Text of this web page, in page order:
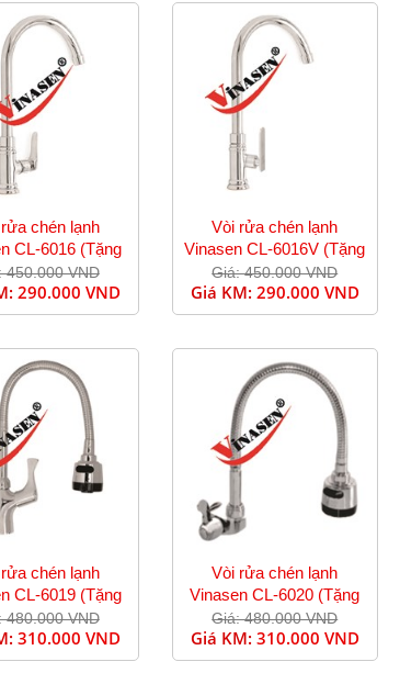
chén lạnh
CL-6016 (Tặng
dây cấp)
450.000 VND
290.000 VND
Vòi rửa chén lạnh
Vinasen CL-6016V (Tặng
dây cấp)
Giá: 450.000 VND
Giá KM: 290.000 VND
chén lạnh
CL-6019 (Tặng
dây cấp)
480.000 VND
310.000 VND
Vòi rửa chén lạnh
Vinasen CL-6020 (Tặng
dây cấp)
Giá: 480.000 VND
Giá KM: 310.000 VND